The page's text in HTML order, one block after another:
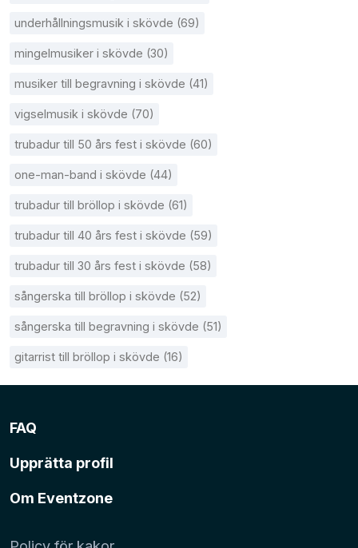
underhållningsmusik i skövde (69)
mingelmusiker i skövde (30)
musiker till begravning i skövde (41)
vigselmusik i skövde (70)
trubadur till 50 års fest i skövde (60)
one-man-band i skövde (44)
trubadur till bröllop i skövde (61)
trubadur till 40 års fest i skövde (59)
trubadur till 30 års fest i skövde (58)
sångerska till bröllop i skövde (52)
sångerska till begravning i skövde (51)
gitarrist till bröllop i skövde (16)
FAQ
Upprätta profil
Om Eventzone